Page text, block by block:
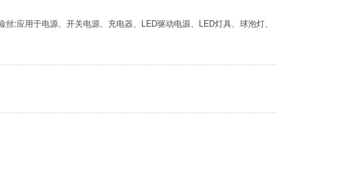
丝:应用于电源、开关电源、充电器、LED驱动电源、LED灯具、球泡灯、